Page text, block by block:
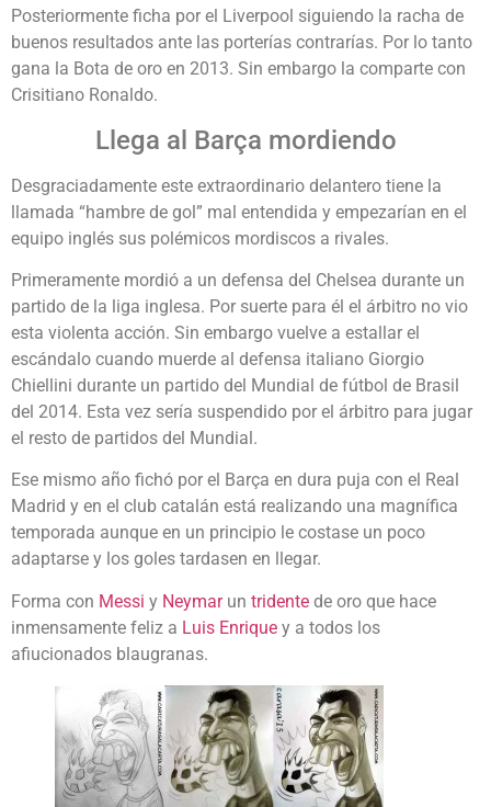
Posteriormente ficha por el Liverpool siguiendo la racha de
buenos resultados ante las porterías contrarías. Por lo tanto
gana la Bota de oro en 2013. Sin embargo la comparte con
Crisitiano Ronaldo.
Llega al Barça mordiendo
Desgraciadamente este extraordinario delantero tiene la
llamada “hambre de gol” mal entendida y empezarían en el
equipo inglés sus polémicos mordiscos a rivales.
Primeramente mordió a un defensa del Chelsea durante un
partido de la liga inglesa. Por suerte para él el árbitro no vio
esta violenta acción. Sin embargo vuelve a estallar el
escándalo cuando muerde al defensa italiano Giorgio
Chiellini durante un partido del Mundial de fútbol de Brasil
del 2014. Esta vez sería suspendido por el árbitro para jugar
el resto de partidos del Mundial.
Ese mismo año fichó por el Barça en dura puja con el Real
Madrid y en el club catalán está realizando una magnífica
temporada aunque en un principio le costase un poco
adaptarse y los goles tardasen en llegar.
Forma con Messi y Neymarun tridente de oro que hace
inmensamente feliz a Luis Enrique y a todos los
afiucionados blaugranas.